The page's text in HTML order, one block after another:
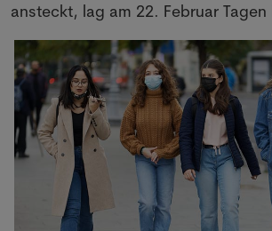
ansteckt, lag am 22. Februar Tagen